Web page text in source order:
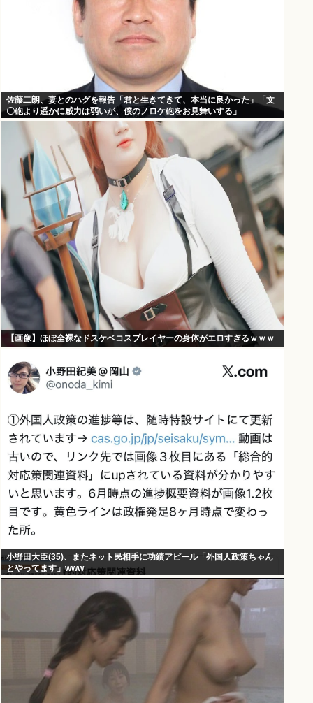
佐藤二朗、妻とのハグを報告「君と生きてきて、本当に良かった」「文
〇砲より遥かに威力は弱いが、僕のノロケ砲をお見舞いする」
【画像】ほぼ全裸なドスケベコスプレイヤーの身体がエロすぎるｗｗｗ
小野田大臣(35)、またネット民相手に功績アピール「外国人政策ちゃん
とやってます」www